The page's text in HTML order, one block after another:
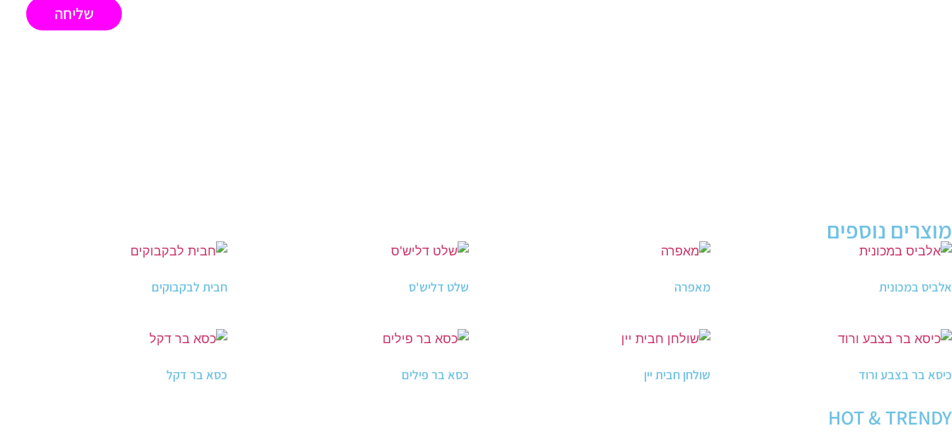
שליחה
מוצרים נוספים
אלביס במכונית מאפרה שלט דליש'ס חבית לבקבוקים
כיסא בר בצבע ורוד שולחן חבית יין כסא בר פילים כסא בר דקל
HOT & TRENDY